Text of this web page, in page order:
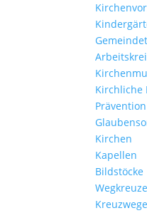
Kirch­liche
Kirchen
Kapellen
Bild­stöcke
Wegkreuze
Kreuz­wege